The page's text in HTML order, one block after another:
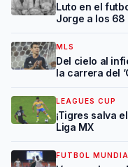
Luto en el
Jorge a los 68
MLS
Del cielo al
la carrera del
LEAGUES CUP
¡Tigres salva
Liga MX
FUTBOL